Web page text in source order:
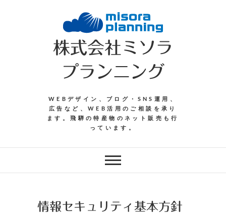
株式会社ミソラ
プランニング
WEBデザイン、ブログ・SNS運用、
広告など、WEB活用のご相談を承り
ます。飛騨の特産物のネット販売も行
っています。
情報セキュリティ基本方針